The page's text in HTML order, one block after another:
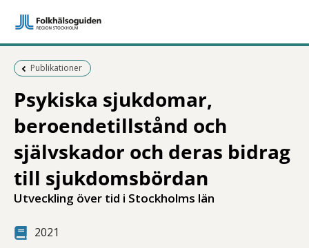
Föregående sida:
Publikationer
Psykiska sjukdomar,
beroendetillstånd och
självskador och deras bidrag
till sjukdomsbördan
Utveckling över tid i Stockholms län
2021